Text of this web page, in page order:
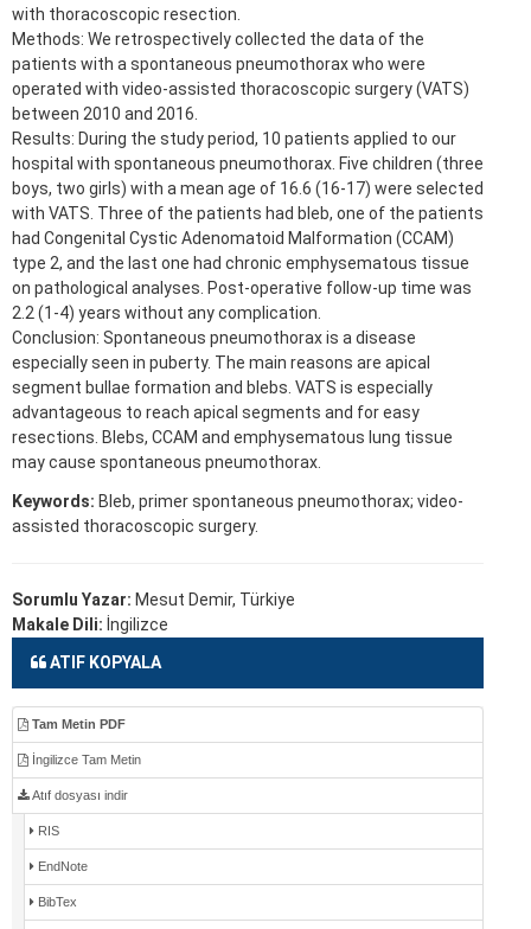
with thoracoscopic resection.
Methods: We retrospectively collected the data of the
patients with a spontaneous pneumothorax who were
operated with video-assisted thoracoscopic surgery (VATS)
between 2010 and 2016.
Results: During the study period, 10 patients applied to our
hospital with spontaneous pneumothorax. Five children (three
boys, two girls) with a mean age of 16.6 (16-17) were selected
with VATS. Three of the patients had bleb, one of the patients
had Congenital Cystic Adenomatoid Malformation (CCAM)
type 2, and the last one had chronic emphysematous tissue
on pathological analyses. Post-operative follow-up time was
2.2 (1-4) years without any complication.
Conclusion: Spontaneous pneumothorax is a disease
especially seen in puberty. The main reasons are apical
segment bullae formation and blebs. VATS is especially
advantageous to reach apical segments and for easy
resections. Blebs, CCAM and emphysematous lung tissue
may cause spontaneous pneumothorax.
Keywords: Bleb, primer spontaneous pneumothorax; video-
assisted thoracoscopic surgery.
Sorumlu Yazar: Mesut Demir, Türkiye
Makale Dili: İngilizce
ATIF KOPYALA
Tam Metin PDF
İngilizce Tam Metin
Atıf dosyası indir
RIS
EndNote
BibTex